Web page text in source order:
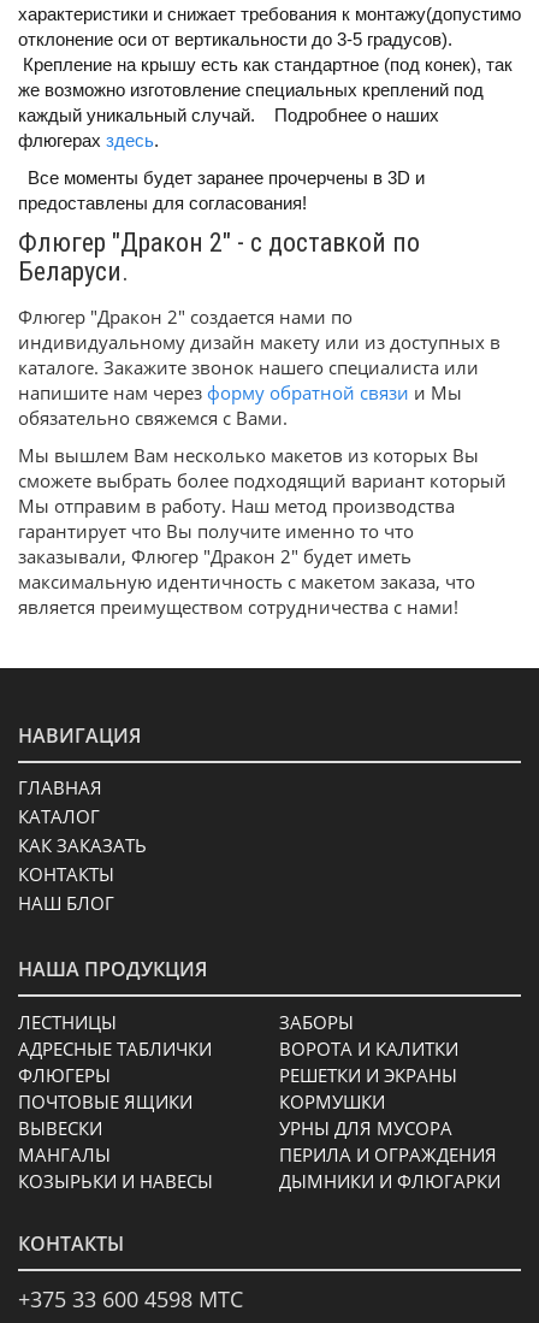
характеристики и снижает требования к монтажу(допустимо
отклонение оси от вертикальности до 3-5 градусов).
Крепление на крышу есть как стандартное (под конек), так
же возможно изготовление специальных креплений под
каждый уникальный случай. Подробнее о наших
флюгерах здесь.
Все моменты будет заранее прочерчены в 3D и
предоставлены для согласования!
Флюгер "Дракон 2" - с доставкой по
Беларуси.
Флюгер "Дракон 2" создается нами по
индивидуальному дизайн макету или из доступных в
каталоге. Закажите звонок нашего специалиста или
напишите нам через форму обратной связи и Мы
обязательно свяжемся с Вами.
Мы вышлем Вам несколько макетов из которых Вы
сможете выбрать более подходящий вариант который
Мы отправим в работу. Наш метод производства
гарантирует что Вы получите именно то что
заказывали, Флюгер "Дракон 2" будет иметь
максимальную идентичность с макетом заказа, что
является преимуществом сотрудничества с нами!
НАВИГАЦИЯ
ГЛАВНАЯ
КАТАЛОГ
КАК ЗАКАЗАТЬ
КОНТАКТЫ
НАШ БЛОГ
НАША ПРОДУКЦИЯ
ЛЕСТНИЦЫ
АДРЕСНЫЕ ТАБЛИЧКИ
ФЛЮГЕРЫ
ПОЧТОВЫЕ ЯЩИКИ
ВЫВЕСКИ
МАНГАЛЫ
КОЗЫРЬКИ И НАВЕСЫ
ЗАБОРЫ
ВОРОТА И КАЛИТКИ
РЕШЕТКИ И ЭКРАНЫ
КОРМУШКИ
УРНЫ ДЛЯ МУСОРА
ПЕРИЛА И ОГРАЖДЕНИЯ
ДЫМНИКИ И ФЛЮГАРКИ
КОНТАКТЫ
+375 33 600 4598 МТС